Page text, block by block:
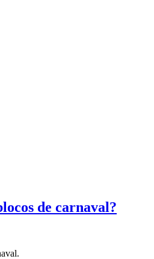
de carnaval?